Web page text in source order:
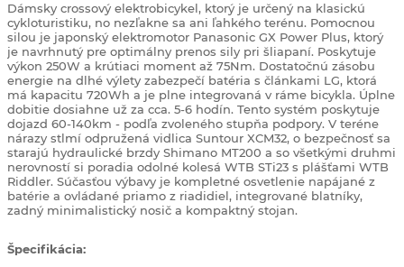
Dámsky crossový elektrobicykel, ktorý je určený na klasickú
cykloturistiku, no nezľakne sa ani ľahkého terénu. Pomocnou
silou je japonský elektromotor Panasonic GX Power Plus, ktorý
je navrhnutý pre optimálny prenos sily pri šliapaní. Poskytuje
výkon 250W a krútiaci moment až 75Nm. Dostatočnú zásobu
energie na dlhé výlety zabezpečí batéria s článkami LG, ktorá
má kapacitu 720Wh a je plne integrovaná v ráme bicykla. Úplne
dobitie dosiahne už za cca. 5-6 hodín. Tento systém poskytuje
dojazd 60-140km - podľa zvoleného stupňa podpory. V teréne
nárazy stlmí odpružená vidlica Suntour XCM32, o bezpečnosť sa
starajú hydraulické brzdy Shimano MT200 a so všetkými druhmi
nerovností si poradia odolné kolesá WTB STi23 s plášťami WTB
Riddler. Súčasťou výbavy je kompletné osvetlenie napájané z
batérie a ovládané priamo z riadidiel, integrované blatníky,
zadný minimalistický nosič a kompaktný stojan.
Špecifikácia: